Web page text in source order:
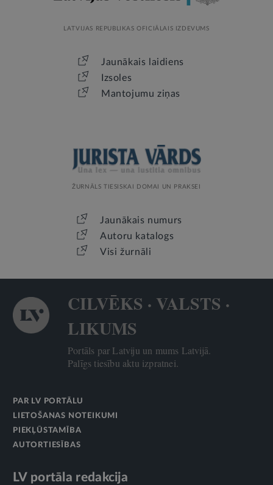
LATVIJAS REPUBLIKAS OFICIĀLAIS IZDEVUMS
Jaunākais laidiens
Izsoles
Mantojumu ziņas
ŽURNĀLS TIESISKAI DOMAI UN PRAKSEI
Jaunākais numurs
Autoru katalogs
Visi žurnāli
CILVĒKS · VALSTS ·
LIKUMS
Portāls par Latviju un mums Latvijā.
Palīgs tiesību aktu izpratnei.
PAR LV PORTĀLU
LIETOŠANAS NOTEIKUMI
PIEKĻŪSTAMĪBA
AUTORTIESĪBAS
LV portāla redakcija